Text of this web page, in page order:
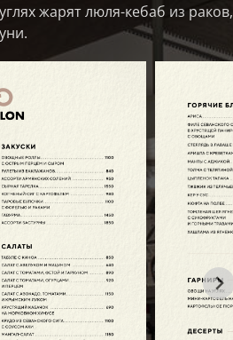
жарят люля-кебаб из раков,